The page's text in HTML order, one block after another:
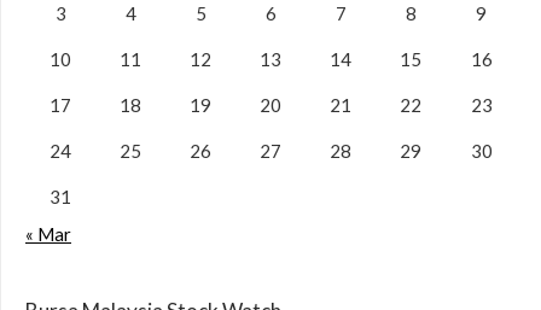
3 4 5 6 7 8 9
10 11 12 13 14 15 16
17 18 19 20 21 22 23
24 25 26 27 28 29 30
31
« Mar